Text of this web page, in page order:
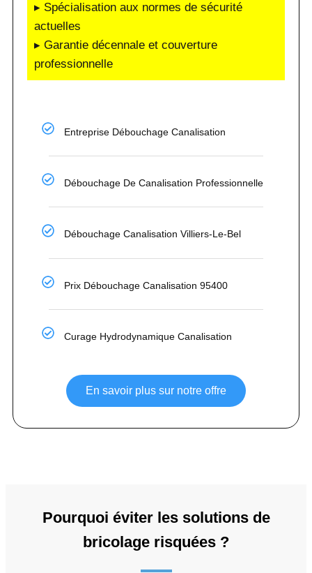
▸ Spécialisation aux normes de sécurité
actuelles
▸ Garantie décennale et couverture
professionnelle
Entreprise Débouchage Canalisation
Débouchage De Canalisation Professionnelle
Débouchage Canalisation Villiers-Le-Bel
Prix Débouchage Canalisation 95400
Curage Hydrodynamique Canalisation
En savoir plus sur notre offre
Pourquoi éviter les solutions de
bricolage risquées ?